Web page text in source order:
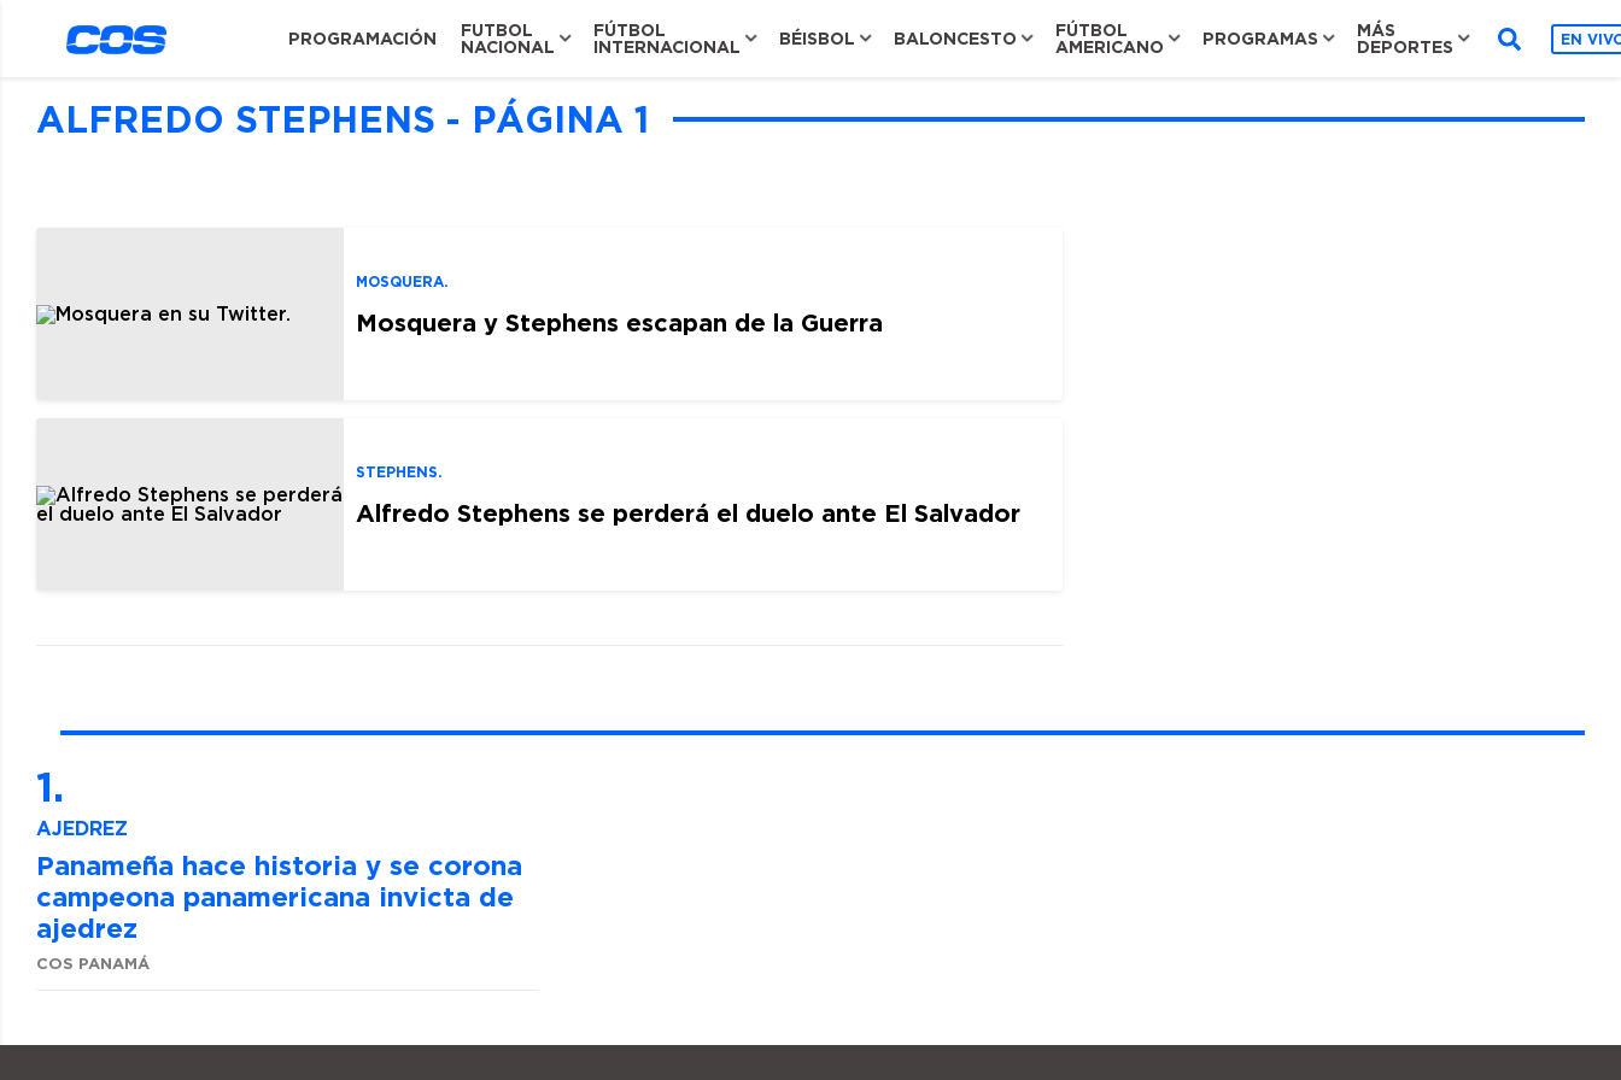
PROGRAMACIÓN
FUTBOL
NACIONAL
FÚTBOL
INTERNACIONAL
BÉISBOL BALONCESTO
FÚTBOL
AMERICANO
PROGRAMAS
MÁS
DEPORTES
EN
ALFREDO STEPHENS - PÁGINA 1
MOSQUERA.
Mosquera y Stephens escapan de la Guerra
STEPHENS.
Alfredo Stephens se perderá el duelo ante El Salvador
AJEDREZ
Panameña hace historia y se corona
campeona panamericana invicta de
ajedrez
COS PANAMÁ